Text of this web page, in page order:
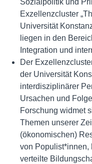
Sozialpolitik und
Exzellenzcluster
Universität
liegen in den
Integration und
Der
der Universität
interdisziplinärer
Ursachen und
Forschung widmet
Themen unserer
(ökonomischen)
von Populist*innen,
verteilte